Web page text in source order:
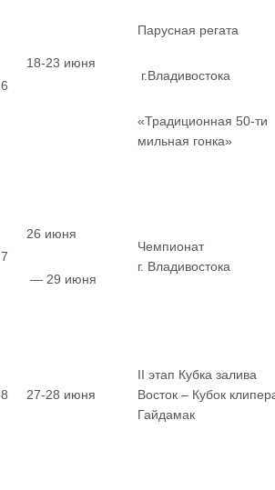
6
18-23 июня
Парусная регата
г.Владивостока
«Традиционная 50-ти
мильная гонка»
7
26 июня
— 29 июня
Чемпионат
г. Владивостока
8 27-28 июня
II этап Кубка залива
Восток – Кубок
Гайдамак